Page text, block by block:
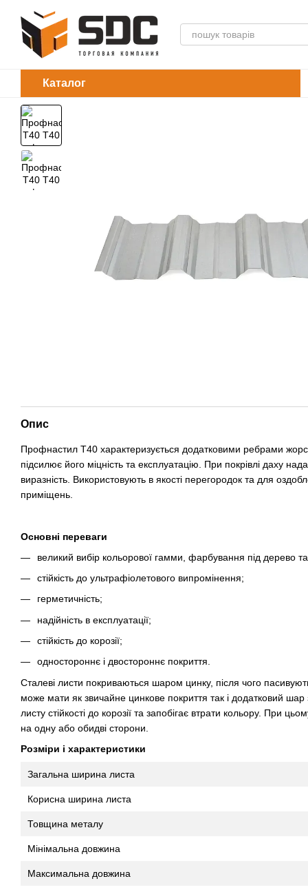
Перейти до основного контенту
Каталог
Опис
Профнастил Т40 характеризується додатковими ребрами
підсилює його міцність та експлуатацію. При покрівлі даху
виразність. Використовують в якості перегородок та для
приміщень.
Основні переваги
великий вибір кольорової гамми, фарбування під дерево
стійкість до ультрафіолетового випромінення;
герметичність;
надійність в експлуатації;
стійкість до корозії;
одностороннє і двостороннє покриття.
Сталеві листи покриваються шаром цинку, після чого
може мати як звичайне цинкове покриття так і додатковий
листу стійкості до корозії та запобігає втрати кольору. При
на одну або обидві сторони.
Розміри і характеристики
Загальна ширина листа
Корисна ширина листа
Товщина металу
Мінімальна довжина
Максимальна довжина